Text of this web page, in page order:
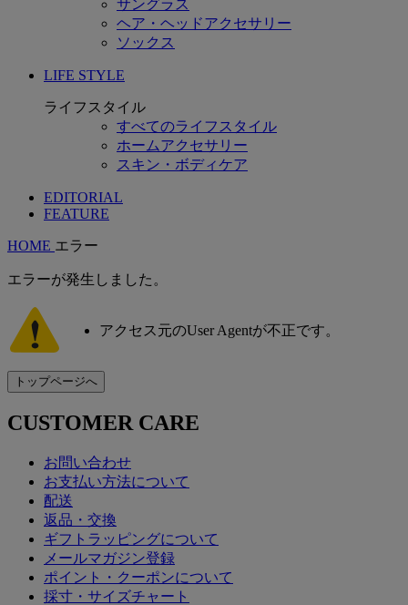
サングラス
ヘア・ヘッドアクセサリー
ソックス
LIFE STYLE
ライフスタイル
すべてのライフスタイル
ホームアクセサリー
スキン・ボディケア
EDITORIAL
FEATURE
HOME エラー
エラーが発生しました。
アクセス元のUser Agentが不正です。
CUSTOMER CARE
お問い合わせ
お支払い方法について
配送
返品・交換
ギフトラッピングについて
メールマガジン登録
ポイント・クーポンについて
採寸・サイズチャート